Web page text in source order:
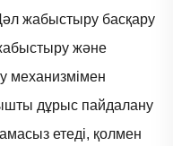
жабыстыру басқару
және
механизмімен
дұрыс пайдалану
етеді, қолмен